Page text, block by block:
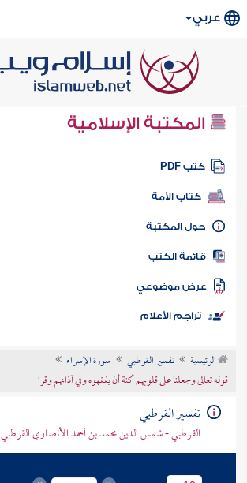
عربي
المكتبة الإسلامية
كتب PDF
كتاب الأمة
المكتبة
الكتب
موضوعي
تراجم الأعلام
الرئيسية تفسير القرطبي
سورة الإسراء
قوله تعالى وجعلنا على قلوبهم أكنة أن يفقهوه وفي آذانهم وقرا
تفسير القرطبي
القرطبي - شمس الدين محمد بن أحمد الأنصاري القرطبي